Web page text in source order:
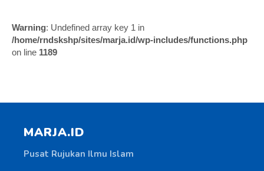
Warning: Undefined array key 1 in
/home/rndskshp/sites/marja.id/wp-includes/functions.php
on line 1189
MARJA.ID
Pusat Rujukan Ilmu Islam